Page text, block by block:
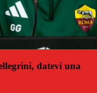
datevi una